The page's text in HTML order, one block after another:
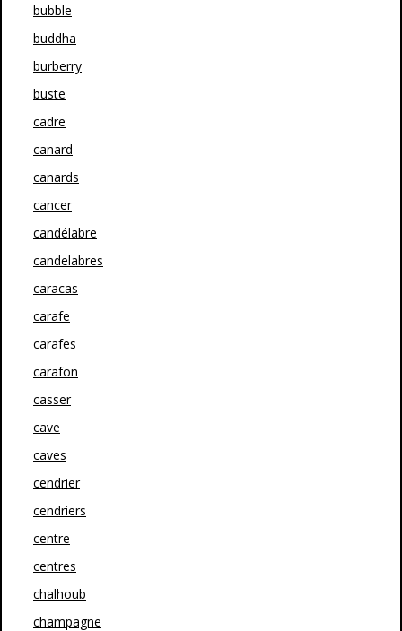
bubble
buddha
burberry
buste
cadre
canard
canards
cancer
candélabre
candelabres
caracas
carafe
carafes
carafon
casser
cave
caves
cendrier
cendriers
centre
centres
chalhoub
champagne